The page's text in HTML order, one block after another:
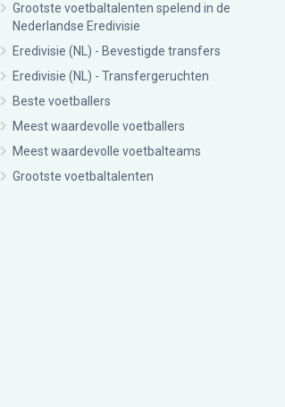
Grootste voetbaltalenten spelend in de
Nederlandse Eredivisie
Eredivisie (NL) - Bevestigde transfers
Eredivisie (NL) - Transfergeruchten
Beste voetballers
Meest waardevolle voetballers
Meest waardevolle voetbalteams
Grootste voetbaltalenten